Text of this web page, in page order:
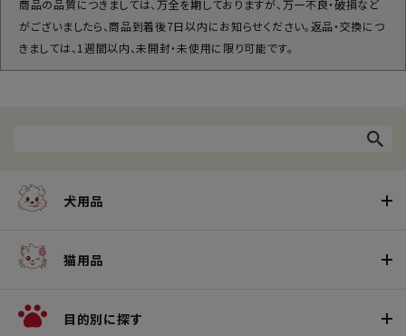
商品の品質につきましては、万全を期しておりますが、万一不良・破損など
がございましたら、商品到着後7日以内にお知らせください。返品・交換につ
きましては、1週間以内、未開封・未使用に限り可能です。
犬用品
猫用品
目的別に探す